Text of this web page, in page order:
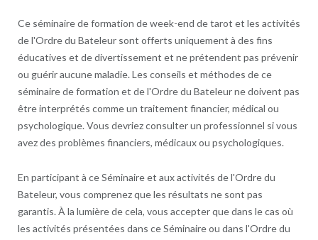
Ce séminaire de formation de week-end de tarot et les activités
de l'Ordre du Bateleur sont offerts uniquement à des fins
éducatives et de divertissement et ne prétendent pas prévenir
ou guérir aucune maladie. Les conseils et méthodes de ce
séminaire de formation et de l'Ordre du Bateleur ne doivent pas
être interprétés comme un traitement financier, médical ou
psychologique. Vous devriez consulter un professionnel si vous
avez des problèmes financiers, médicaux ou psychologiques.
En participant à ce Séminaire et aux activités de l'Ordre du
Bateleur, vous comprenez que les résultats ne sont pas
garantis. À la lumière de cela, vous accepter que dans le cas où
les activités présentées dans ce Séminaire ou dans l'Ordre du